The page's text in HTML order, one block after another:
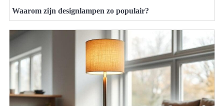
Waarom zijn designlampen zo populair?